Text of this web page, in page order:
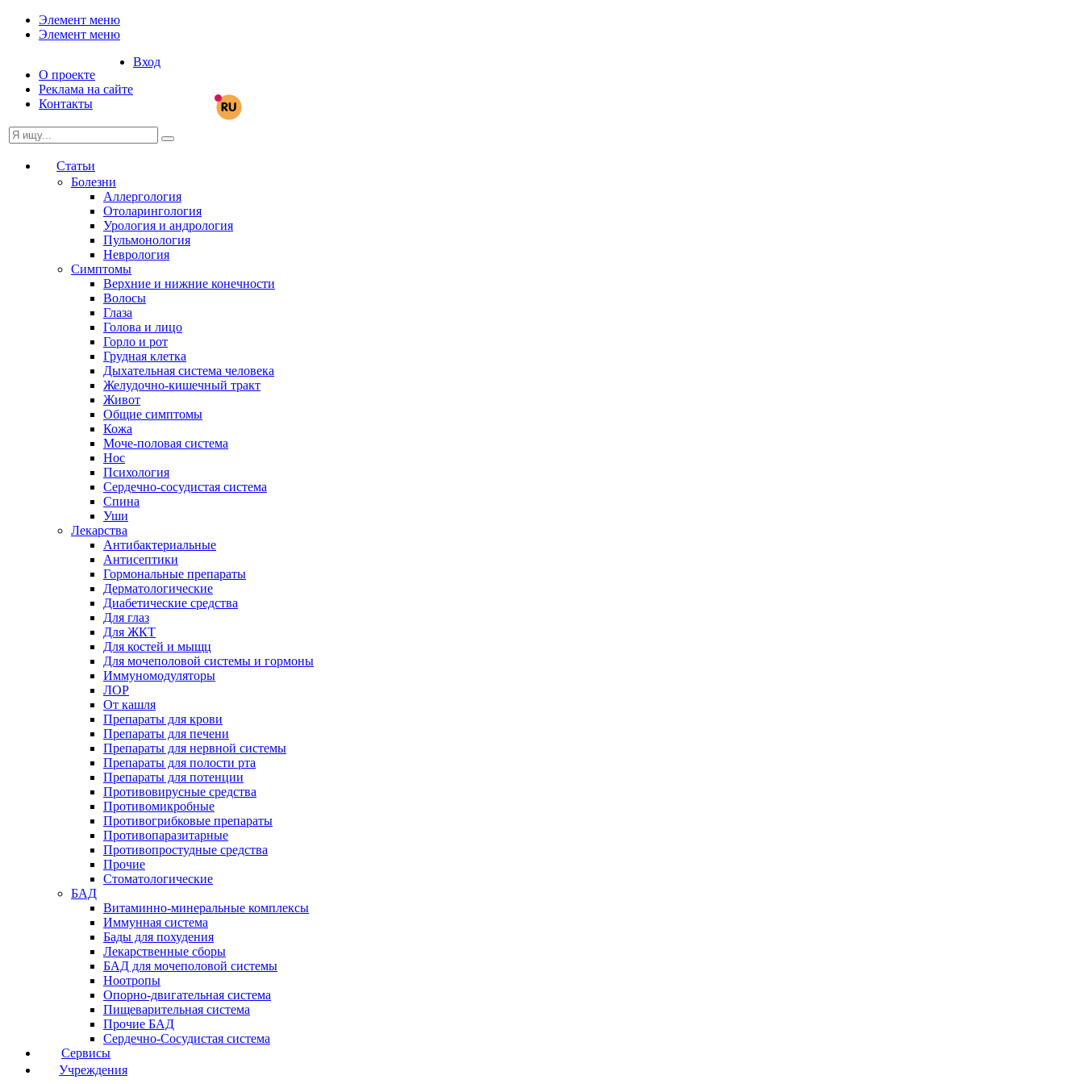
Элемент меню
Элемент меню
О проекте
Реклама на сайте
Контакты
Вход
Статьи
Болезни
Аллергология
Отоларингология
Урология и андрология
Пульмонология
Неврология
Симптомы
Верхние и нижние конечности
Волосы
Глаза
Голова и лицо
Горло и рот
Грудная клетка
Дыхательная система человека
Желудочно-кишечный тракт
Живот
Общие симптомы
Кожа
Моче-половая система
Нос
Психология
Сердечно-сосудистая система
Спина
Уши
Лекарства
Антибактериальные
Антисептики
Гормональные препараты
Дерматологические
Диабетические средства
Для глаз
Для ЖКТ
Для костей и мыщц
Для мочеполовой системы и гормоны
Иммуномодуляторы
ЛОР
От кашля
Препараты для крови
Препараты для печени
Препараты для нервной системы
Препараты для полости рта
Препараты для потенции
Противовирусные средства
Противомикробные
Противогрибковые препараты
Противопаразитарные
Противопростудные средства
Прочие
Стоматологические
БАД
Витаминно-минеральные комплексы
Иммунная система
Бады для похудения
Лекарственные сборы
БАД для мочеполовой системы
Ноотропы
Опорно-двигательная система
Пищеварительная система
Прочие БАД
Сердечно-Сосудистая система
Сервисы
Учреждения